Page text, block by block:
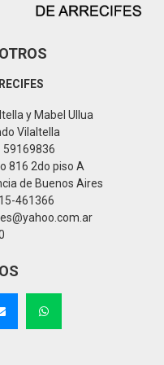
y Mabel Ullua
Vilaltella
59169836
816 2do piso A
de Buenos Aires
461366